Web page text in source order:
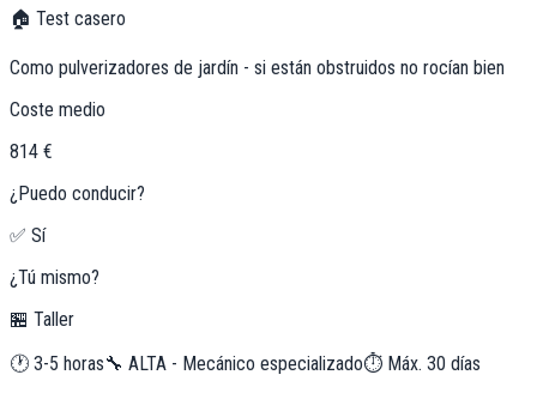
🏠 Test casero
Como pulverizadores de jardín - si están obstruidos no rocían bien
Coste medio
814 €
¿Puedo conducir?
✅ Sí
¿Tú mismo?
🏪 Taller
🕐 3-5 horas🔧 ALTA - Mecánico especializado⏱️ Máx. 30 días